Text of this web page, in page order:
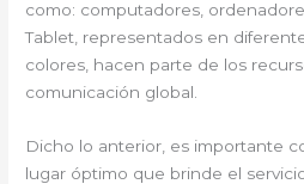
como: computadores,
Tablet, representados en
colores, hacen parte de los
comunicación global.
Dicho lo anterior, es importante
lugar óptimo que brinde el